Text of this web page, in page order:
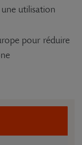
utilisation
pour réduire